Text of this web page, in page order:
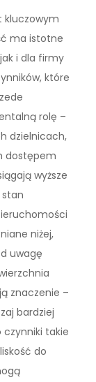
kluczowym
ma istotne
i dla firmy
które
rolę –
dzielnicach,
dostępem
wyższe
niżej,
uwagę
znaczenie –
bardziej
czynniki takie
do